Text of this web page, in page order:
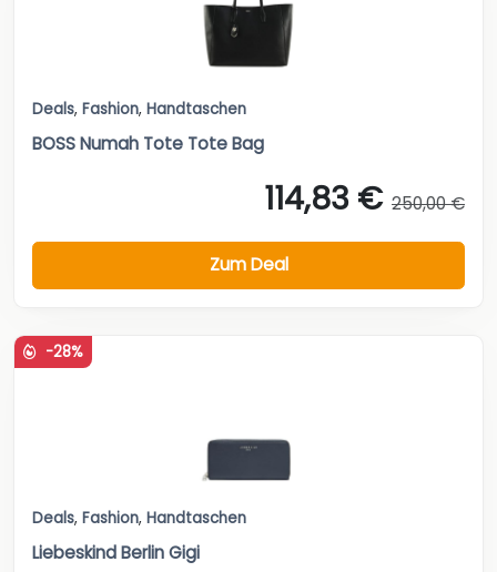
Deals, Fashion, Handtaschen
BOSS Numah Tote Tote Bag
114,83 € 250,00 €
Zum Deal
-28%
Deals, Fashion, Handtaschen
Liebeskind Berlin Gigi